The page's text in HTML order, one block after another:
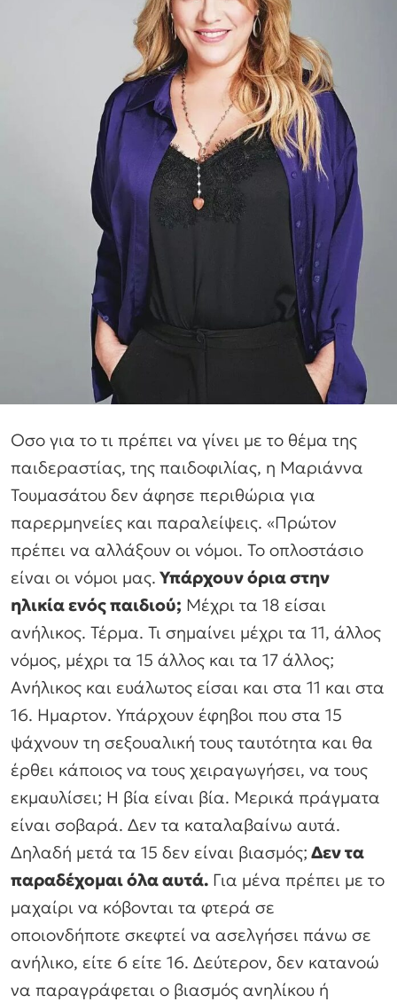
Οσο για το τι πρέπει να γίνει με το θέμα της
παιδεραστίας, της παιδοφιλίας, η Μαριάννα
Τουμασάτου δεν άφησε περιθώρια για
παρερμηνείες και παραλείψεις. «Πρώτον
πρέπει να αλλάξουν οι νόμοι. Το οπλοστάσιο
είναι οι νόμοι μας. Υπάρχουν όρια στην
ηλικία ενός παιδιού; Μέχρι τα 18 είσαι
ανήλικος. Τέρμα. Τι σημαίνει μέχρι τα 11, άλλος
νόμος, μέχρι τα 15 άλλος και τα 17 άλλος;
Ανήλικος και ευάλωτος είσαι και στα 11 και στα
16. Ημαρτον. Υπάρχουν έφηβοι που στα 15
ψάχνουν τη σεξουαλική τους ταυτότητα και θα
έρθει κάποιος να τους χειραγωγήσει, να τους
εκμαυλίσει; Η βία είναι βία. Μερικά πράγματα
είναι σοβαρά. Δεν τα καταλαβαίνω αυτά.
Δηλαδή μετά τα 15 δεν είναι βιασμός; Δεν τα
παραδέχομαι όλα αυτά. Για μένα πρέπει με το
μαχαίρι να κόβονται τα φτερά σε
οποιονδήποτε σκεφτεί να ασελγήσει πάνω σε
ανήλικο, είτε 6 είτε 16. Δεύτερον, δεν κατανοώ
να παραγράφεται ο βιασμός ανηλίκου ή